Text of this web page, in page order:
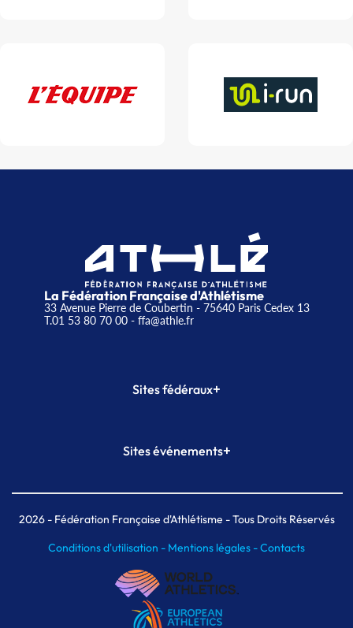
La Fédération Française d'Athlétisme
33 Avenue Pierre de Coubertin - 75640 Paris Cedex 13
T.01 53 80 70 00- ffa@athle.fr
Sites fédéraux+
Plateforme Formation
Sites événements+
Meeting de Paris indoor
MAIF Ekiden de Paris
2026- Fédération Française d'Athlétisme - Tous Droits Réservés
Conditions d'utilisation - Mentions légales -Contacts